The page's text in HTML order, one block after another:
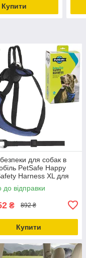
Купити
для собак в
PetSafe Happy
Harness XL для
34-54.4 кг
до відправки
₴ 892 ₴
Купити